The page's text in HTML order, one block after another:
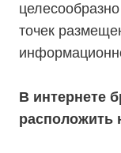
точек
В интернете
расположить